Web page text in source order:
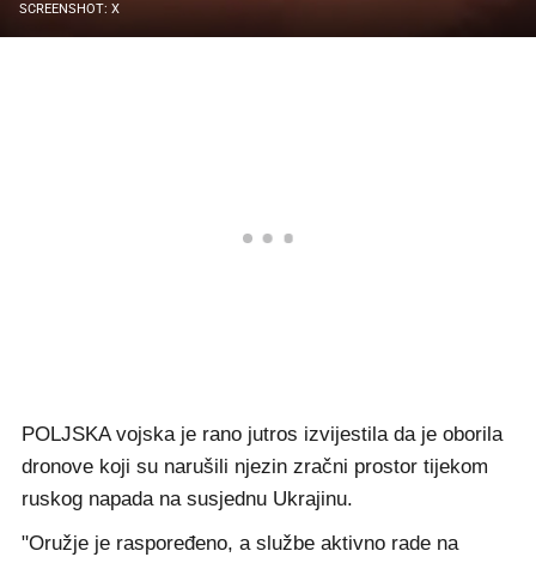
SCREENSHOT: X
POLJSKA vojska je rano jutros izvijestila da je oborila
dronove koji su narušili njezin zračni prostor tijekom
ruskog napada na susjednu Ukrajinu.
"Oružje je raspoređeno, a službe aktivno rade na